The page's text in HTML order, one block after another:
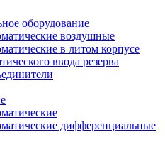
оборудование
воздушные
в литом корпусе
ввода резерва
дифференциальные